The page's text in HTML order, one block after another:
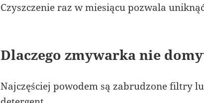
Czyszczenie raz w miesiącu pozwala
Dlaczego zmywarka nie
Najczęściej powodem są zabrudzone filtry